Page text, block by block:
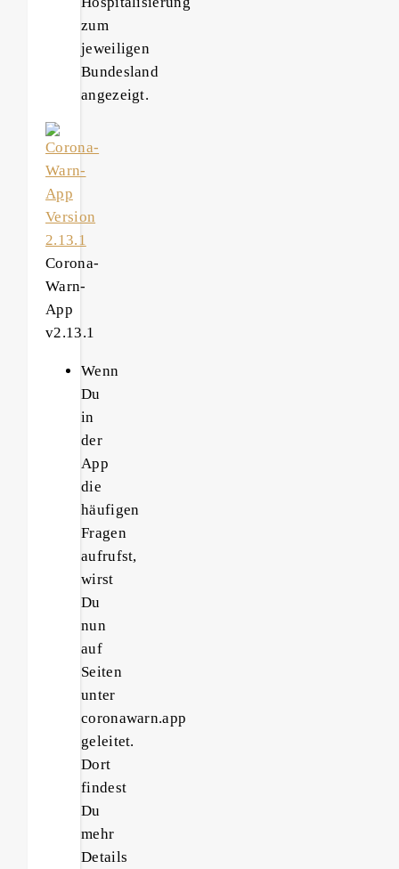
zum
jeweiligen
Bundesland
angezeigt.
Corona-
Warn-
App
v2.13.1
Wenn
Du
in
der
App
die
häufigen
Fragen
aufrufst,
wirst
Du
nun
auf
Seiten
unter
coronawarn.app
geleitet.
Dort
findest
Du
mehr
Details